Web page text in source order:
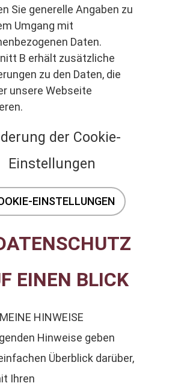
Sie generelle Angaben zu
Umgang mit
Daten.
B erhält zusätzliche
zu den Daten, die
unsere Webseite
der Cookie-
Einstellungen
EINSTELLUNGEN
EINEN BLICK
HINWEISE
Hinweise geben
Überblick darüber,
Ihren